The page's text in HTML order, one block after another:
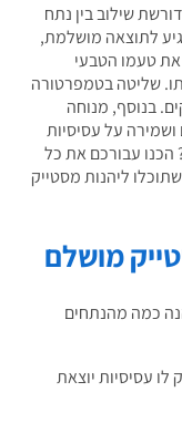
בין נתח
מושלמת,
הטבעי
בטמפרטורה
מנוחה
על עסיסיות
את כל
מסטייק
מושלם
מהנתחים
יוצאת